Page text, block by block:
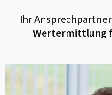
Ihr
Wertermittlung